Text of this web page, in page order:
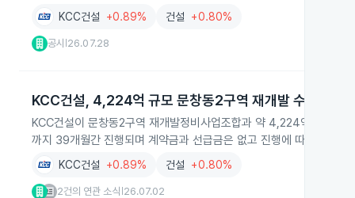
KCC건설 +0.89% 건설 +0.80%
공시 26.07.28
KCC건설, 4,224억 규모 문창동2구역 재개발 수주
KCC건설이 문창동2구역 재개발정비사업조합과 약 4,224억 원 규
까지 39개월간 진행되며 계약금과 선급금은 없고 진행에 따라 대금이
KCC건설 +0.89% 건설 +0.80%
2건의 연관 소식 26.07.02